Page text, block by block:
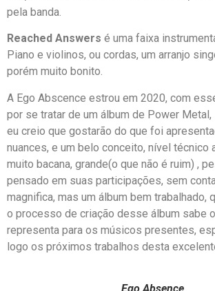
pela banda.
Reached Answers é uma faixa
Piano e violinos, ou cordas, um arranjo
porém muito bonito.
A Ego Abscence estrou em 2020, com
por se tratar de um álbum de Power
eu creio que gostarão do que foi
nuances, e um belo conceito, nível técnico
muito bacana, grande(o que não é ruim) ,
pensado em suas participações, sem
magnifica, mas um álbum bem trabalhado,
o processo de criação desse álbum sabe
representa para os músicos presentes,
logo os próximos trabalhos desta